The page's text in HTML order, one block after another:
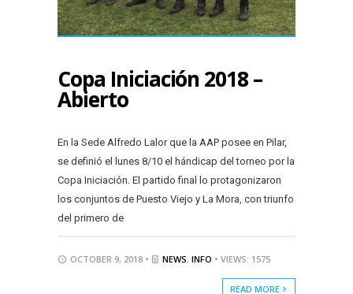
Copa Iniciación 2018 –
Abierto
En la Sede Alfredo Lalor que la AAP posee en Pilar,
se definió el lunes 8/10 el hándicap del torneo por la
Copa Iniciación. El partido final lo protagonizaron
los conjuntos de Puesto Viejo y La Mora, con triunfo
del primero de
OCTOBER 9, 2018 • NEWS, INFO • VIEWS: 1575
READ MORE